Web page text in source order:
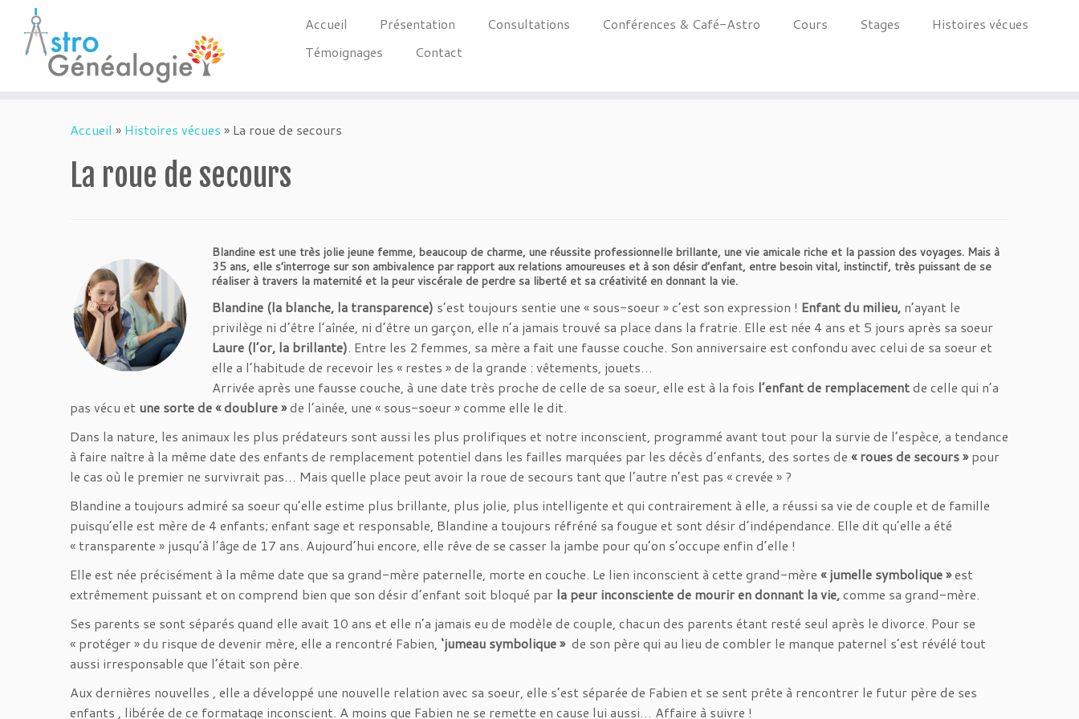
Accueil Présentation Consultations Conférences & Café-Astro Cours Stages
Histoires vécues
Témoignages
Contact
Accueil » Histoires vécues » La roue de secours
La roue de secours
Blandine est une très jolie jeune femme, beaucoup de charme, une réussite professionnelle brillante, une vie amicale riche et la passion des voyages. Mais à
35 ans, elle s’interroge sur son ambivalence par rapport aux relations amoureuses et à son désir d’enfant, entre besoin vital, instinctif, très puissant de se
réaliser à travers la maternité et la peur viscérale de perdre sa liberté et sa créativité en donnant la vie.
Blandine (la blanche, la transparence) s’est toujours sentie une « sous-soeur » c’est son expression ! Enfant du milieu, n’ayant le
privilège ni d’être l’aînée, ni d’être un garçon, elle n’a jamais trouvé sa place dans la fratrie. Elle est née 4 ans et 5 jours après sa soeur
Laure (l’or, la brillante) . Entre les 2 femmes, sa mère a fait une fausse couche. Son anniversaire est confondu avec celui de sa soeur et
elle a l’habitude de recevoir les « restes » de la grande : vêtements, jouets…
Arrivée après une fausse couche, à une date très proche de celle de sa soeur, elle est à la fois l’enfant de remplacementde celle qui n’a
pas vécu et une sorte de « doublure »de l’ainée, une « sous-soeur » comme elle le dit.
Dans la nature, les animaux les plus prédateurs sont aussi les plus prolifiques et notre inconscient, programmé avant tout pour la survie de l’espèce, a tendance
à faire naître à la même date des enfants de remplacement potentiel dans les failles marquées par les décès d’enfants, des sortes de « roues de secours »pour
le cas où le premier ne survivrait pas… Mais quelle place peut avoir la roue de secours tant que l’autre n’est pas « crevée » ?
Blandine a toujours admiré sa soeur qu’elle estime plus brillante, plus jolie, plus intelligente et qui contrairement à elle, a réussi sa vie de couple et de famille
puisqu’elle est mère de 4 enfants; enfant sage et responsable, Blandine a toujours réfréné sa fougue et sont désir d’indépendance. Elle dit qu’elle a été
« transparente » jusqu’à l’âge de 17 ans. Aujourd’hui encore, elle rêve de se casser la jambe pour qu’on s’occupe enfin d’elle !
Elle est née précisément à la même date que sa grand-mère paternelle, morte en couche. Le lien inconscient à cette grand-mère « jumelle symbolique »est
extrêmement puissant et on comprend bien que son désir d’enfant soit bloqué par la peur inconsciente de mourir en donnant la vie,comme sa grand-mère.
Ses parents se sont séparés quand elle avait 10 ans et elle n’a jamais eu de modèle de couple, chacun des parents étant resté seul après le divorce. Pour se
« protéger » du risque de devenir mère, elle a rencontré Fabien, ‘jumeau symbolique » de son père qui au lieu de combler le manque paternel s’est révélé tout
aussi irresponsable que l’était son père.
Aux dernières nouvelles , elle a développé une nouvelle relation avec sa soeur, elle s’est séparée de Fabien et se sent prête à rencontrer le futur père de ses
enfants , libérée de ce formatage inconscient. A moins que Fabien ne se remette en cause lui aussi… Affaire à suivre !